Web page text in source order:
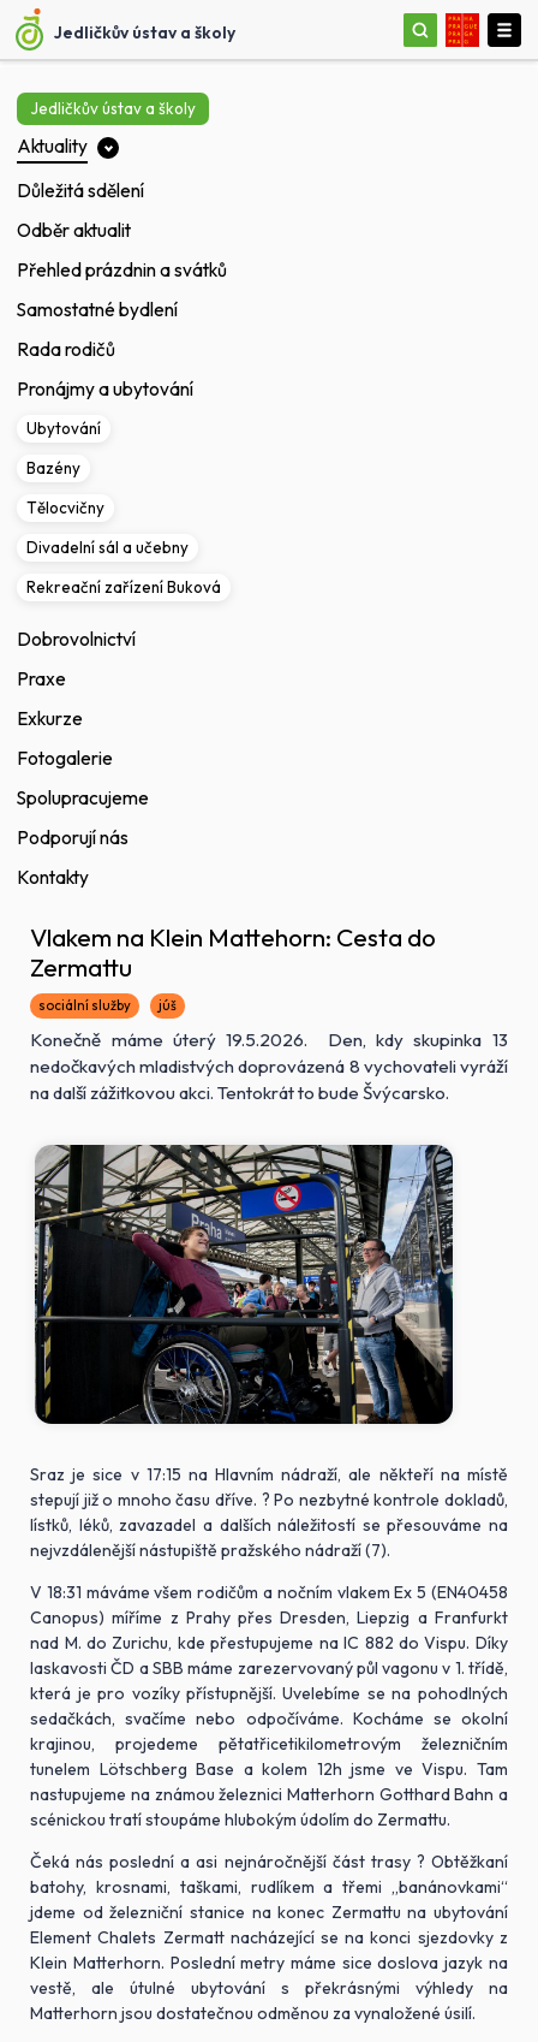
Jedličkův ústav a školy
Jedličkův ústav a školy
Aktuality
Důležitá sdělení
Odběr aktualit
Přehled prázdnin a svátků
Samostatné bydlení
Rada rodičů
Pronájmy a ubytování
Ubytování
Bazény
Tělocvičny
Divadelní sál a učebny
Rekreační zařízení Buková
Dobrovolnictví
Praxe
Exkurze
Fotogalerie
Spolupracujeme
Podporují nás
Kontakty
Vlakem na Klein Mattehorn: Cesta do
Zermattu
sociální služby júš
Konečně máme úterý 19.5.2026. Den, kdy skupinka 13
nedočkavých mladistvých doprovázená 8 vychovateli vyráží
na další zážitkovou akci. Tentokrát to bude Švýcarsko.
Sraz je sice v 17:15 na Hlavním nádraží, ale někteří na místě
stepují již o mnoho času dříve. ? Po nezbytné kontrole dokladů,
lístků, léků, zavazadel a dalších náležitostí se přesouváme na
nejvzdálenější nástupiště pražského nádraží (7).
V 18:31 máváme všem rodičům a nočním vlakem Ex 5 (EN40458
Canopus) míříme z Prahy přes Dresden, Liepzig a Franfurkt
nad M. do Zurichu, kde přestupujeme na IC 882 do Vispu. Díky
laskavosti ČD a SBB máme zarezervovaný půl vagonu v 1. třídě,
která je pro vozíky přístupnější. Uvelebíme se na pohodlných
sedačkách, svačíme nebo odpočíváme. Kocháme se okolní
krajinou, projedeme pětatřicetikilometrovým železničním
tunelem Lötschberg Base a kolem 12h jsme ve Vispu. Tam
nastupujeme na známou železnici Matterhorn Gotthard Bahn a
scénickou tratí stoupáme hlubokým údolím do Zermattu.
Čeká nás poslední a asi nejnáročnější část trasy ? Obtěžkaní
batohy, krosnami, taškami, rudlíkem a třemi „banánovkami“
jdeme od železniční stanice na konec Zermattu na ubytování
Element Chalets Zermatt nacházející se na konci sjezdovky z
Klein Matterhorn. Poslední metry máme sice doslova jazyk na
vestě, ale útulné ubytování s překrásnými výhledy na
Matterhorn jsou dostatečnou odměnou za vynaložené úsilí.